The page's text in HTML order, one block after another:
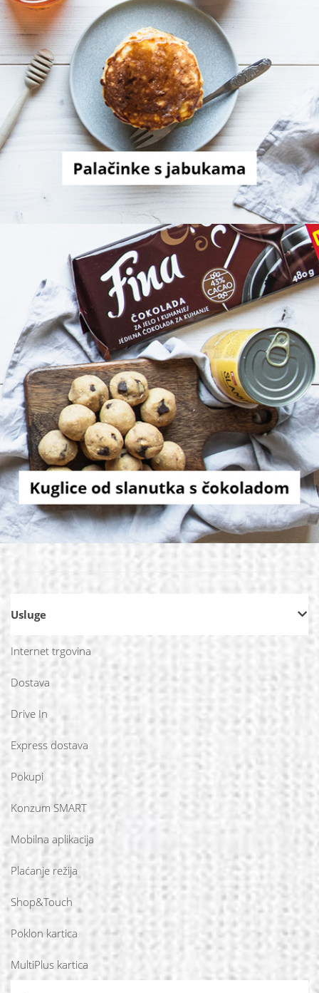
Usluge
Internet trgovina
Dostava
Drive In
Express dostava
Pokupi
Konzum SMART
Mobilna aplikacija
Plaćanje režija
Shop&Touch
Poklon kartica
MultiPlus kartica